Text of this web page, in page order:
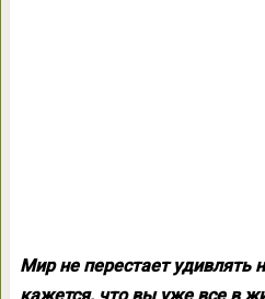
Мир не перестает удивлять